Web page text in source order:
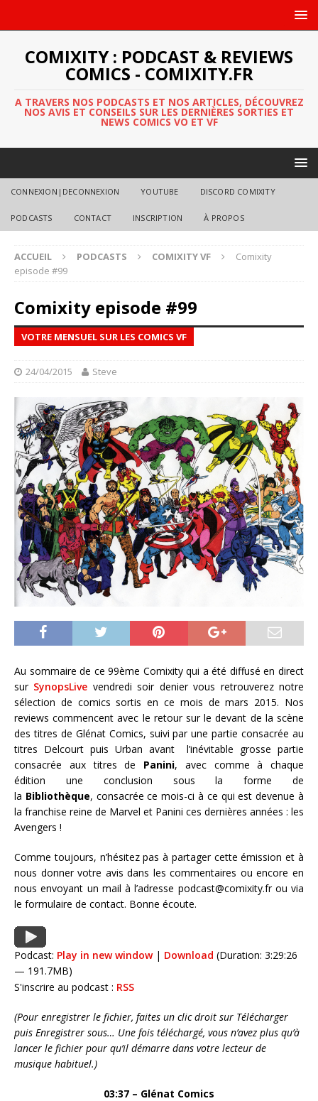
COMIXITY : PODCAST & REVIEWS
COMICS - COMIXITY.FR
A TRAVERS NOS PODCASTS ET NOS ARTICLES, DÉCOUVREZ
NOS AVIS ET CONSEILS SUR LES DERNIÈRES SORTIES ET
NEWS COMICS VO ET VF
CONNEXION|DECONNEXION YOUTUBE DISCORD COMIXITY
PODCASTS CONTACT INSCRIPTION À PROPOS
ACCUEIL PODCASTS COMIXITY VF
Comixity
episode #99
Comixity episode #99
VOTRE MENSUEL SUR LES COMICS VF
24/04/2015 Steve
Au sommaire de ce 99ème Comixity qui a été diffusé en direct
sur SynopsLive vendredi soir denier vous retrouverez notre
sélection de comics sortis en ce mois de mars 2015. Nos
reviews commencent avec le retour sur le devant de la scène
des titres de Glénat Comics, suivi par une partie consacrée au
titres Delcourt puis Urban avant l’inévitable grosse partie
consacrée aux titres de Panini, avec comme à chaque
édition une conclusion sous la forme de
la Bibliothèque, consacrée ce mois-ci à ce qui est devenue à
la franchise reine de Marvel et Panini ces dernières années : les
Avengers !
Comme toujours, n’hésitez pas à partager cette émission et à
nous donner votre avis dans les commentaires ou encore en
nous envoyant un mail à l’adresse podcast@comixity.fr ou via
le formulaire de contact. Bonne écoute.
Podcast: Play in new window| Download (Duration: 3:29:26
— 191.7MB)
S'inscrire au podcast : RSS
(Pour enregistrer le fichier, faites un clic droit sur Télécharger
puis Enregistrer sous… Une fois téléchargé, vous n’avez plus qu’à
lancer le fichier pour qu’il démarre dans votre lecteur de
musique habituel.)
03:37 – Glénat Comics